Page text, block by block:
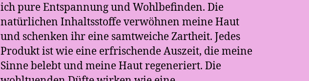
ich pure Entspannung und Wohlbefinden. Die
natürlichen Inhaltsstoffe verwöhnen meine Haut
und schenken ihr eine samtweiche Zartheit. Jedes
Produkt ist wie eine erfrischende Auszeit, die meine
Sinne belebt und meine Haut regeneriert. Die